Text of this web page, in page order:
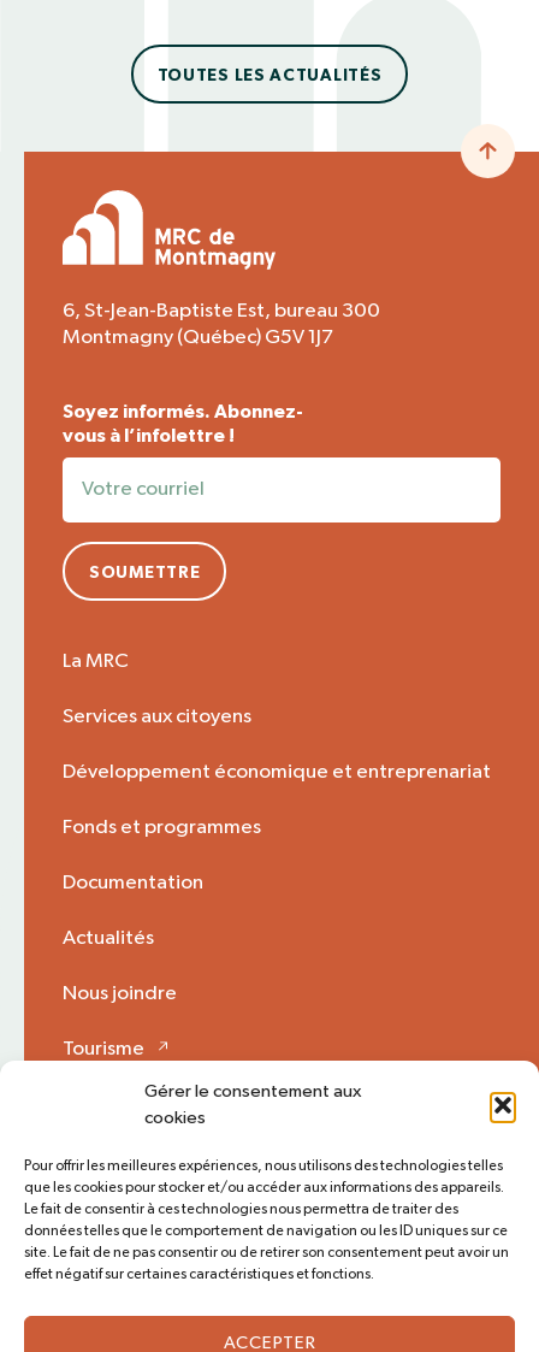
Gérer le consentement aux
cookies
Pour offrir les meilleures expériences, nous utilisons des technologies telles
que les cookies pour stocker et/ou accéder aux informations des appareils.
Le fait de consentir à ces technologies nous permettra de traiter des
données telles que le comportement de navigation ou les ID uniques sur ce
site. Le fait de ne pas consentir ou de retirer son consentement peut avoir un
effet négatif sur certaines caractéristiques et fonctions.
ACCEPTER
TOUTES LES ACTUALITÉS
6, St-Jean-Baptiste Est, bureau 300
Montmagny (Québec) G5V 1J7
Soyez informés. Abonnez-
vous à l’infolettre !
SOUMETTRE
La MRC
Services aux citoyens
Développement économique et entreprenariat
Fonds et programmes
Documentation
Actualités
Nous joindre
Tourisme
Plan du site
Accès rapide
Politique de cookies (CA)
Suivez-nous